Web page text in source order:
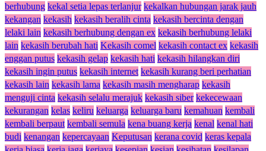
berhubung kekal setia lepas terlanjur kekalkan hubungan jarak jauh
kekangan kekasih kekasih beralih cinta kekasih bercinta dengan
lelaki lain kekasih berhubung dengan ex kekasih berhubung lelaki
lain kekasih berubah hati Kekasih comel kekasih contact ex kekasih
enggan putus kekasih gelap kekasih hati kekasih hilangkan diri
kekasih ingin putus kekasih internet kekasih kurang beri perhatian
kekasih lain kekasih lama kekasih masih mengharap kekasih
menguji cinta kekasih selalu merajuk kekasih siber kekecewaan
kekurangan kelas keliru keluarga keluarga baru kemahuan kembali
kembali berpaut kembali semula kena buang kerja kenal kenal hati
budi kenangan kepercayaan Keputusan kerana covid keras kepala